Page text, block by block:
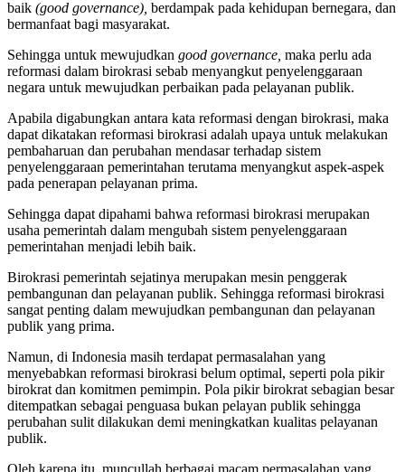
baik (good governance), berdampak pada kehidupan bernegara, dan
bermanfaat bagi masyarakat.
Sehingga untuk mewujudkan good governance, maka perlu ada
reformasi dalam birokrasi sebab menyangkut penyelenggaraan
negara untuk mewujudkan perbaikan pada pelayanan publik.
Apabila digabungkan antara kata reformasi dengan birokrasi, maka
dapat dikatakan reformasi birokrasi adalah upaya untuk melakukan
pembaharuan dan perubahan mendasar terhadap sistem
penyelenggaraan pemerintahan terutama menyangkut aspek-aspek
pada penerapan pelayanan prima.
Sehingga dapat dipahami bahwa reformasi birokrasi merupakan
usaha pemerintah dalam mengubah sistem penyelenggaraan
pemerintahan menjadi lebih baik.
Birokrasi pemerintah sejatinya merupakan mesin penggerak
pembangunan dan pelayanan publik. Sehingga reformasi birokrasi
sangat penting dalam mewujudkan pembangunan dan pelayanan
publik yang prima.
Namun, di Indonesia masih terdapat permasalahan yang
menyebabkan reformasi birokrasi belum optimal, seperti pola pikir
birokrat dan komitmen pemimpin. Pola pikir birokrat sebagian besar
ditempatkan sebagai penguasa bukan pelayan publik sehingga
perubahan sulit dilakukan demi meningkatkan kualitas pelayanan
publik.
Oleh karena itu, muncullah berbagai macam permasalahan yang